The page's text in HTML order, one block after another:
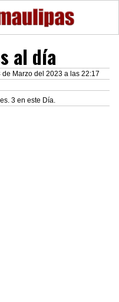
al día
de Marzo del 2023 a las 22:17
3 en este Día.